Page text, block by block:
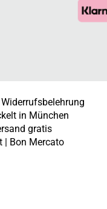
Widerrufsbelehrung
in München
gratis
| Bon Mercato